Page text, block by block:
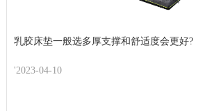
乳胶床垫一般选多厚支撑和舒适度会更好?
'2023-04-10